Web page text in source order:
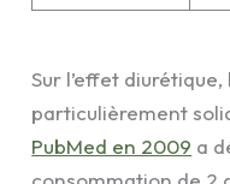
Sur l’effet
particulièrement
PubMed en 2009 a